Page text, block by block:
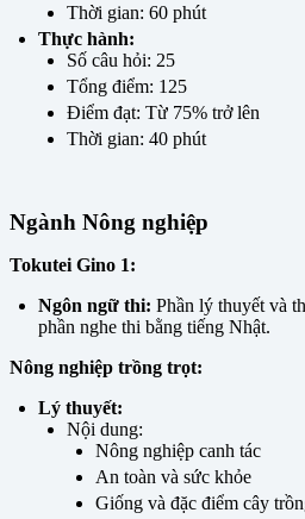
Thời gian: 60 phút
Thực hành:
Số câu hỏi: 25
Tổng điểm: 125
Điểm đạt: Từ 75% trở lên
Thời gian: 40 phút
Ngành Nông nghiệp
Tokutei Gino 1:
Ngôn ngữ thi: Phần lý thuyết và
phần nghe thi bằng tiếng Nhật.
Nông nghiệp trồng trọt:
Lý thuyết:
Nội dung:
Nông nghiệp canh tác
An toàn và sức khỏe
Giống và đặc điểm cây